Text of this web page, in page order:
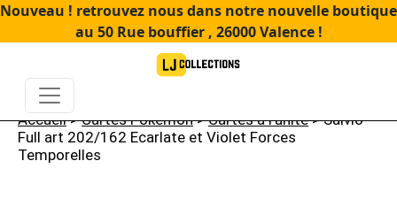
Nouveau ! retrouvez nous dans notre nouvelle boutique
au 50 Rue bouffier , 26000 Valence !
Accueil>Cartes Pokémon>Cartes à l'unité> Salvio
Full art 202/162 Ecarlate et Violet Forces
Temporelles